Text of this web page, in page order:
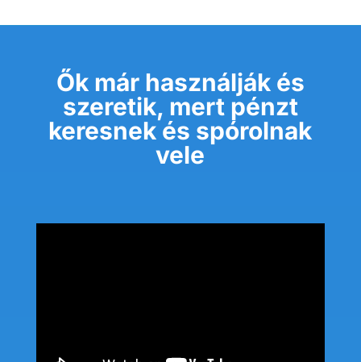
Ők már használják és
szeretik, mert pénzt
keresnek és spórolnak
vele